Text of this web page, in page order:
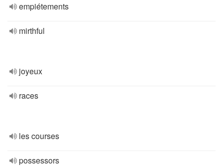
empiétements
mirthful
joyeux
races
les courses
possessors